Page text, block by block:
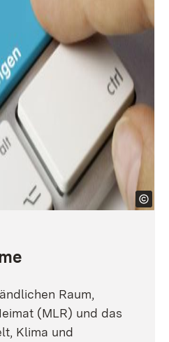
Raum,
(MLR) und das
Klima und